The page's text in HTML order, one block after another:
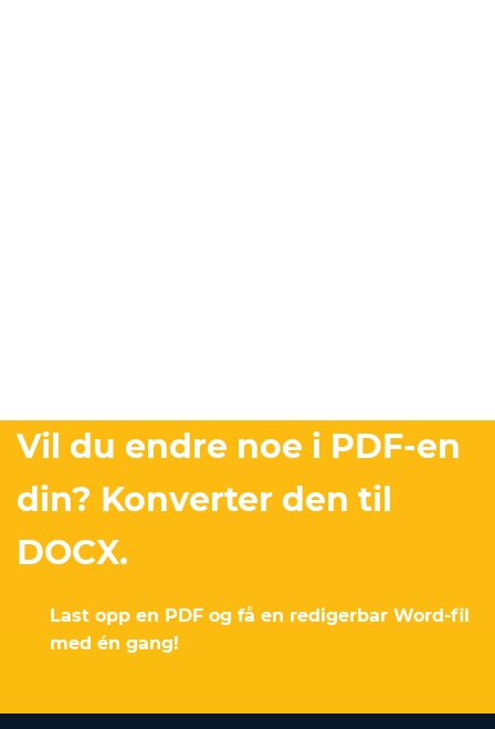
Vil du endre noe i PDF-en
din? Konverter den til
DOCX.
Last opp en PDF og få en redigerbar Word-fil
med én gang!